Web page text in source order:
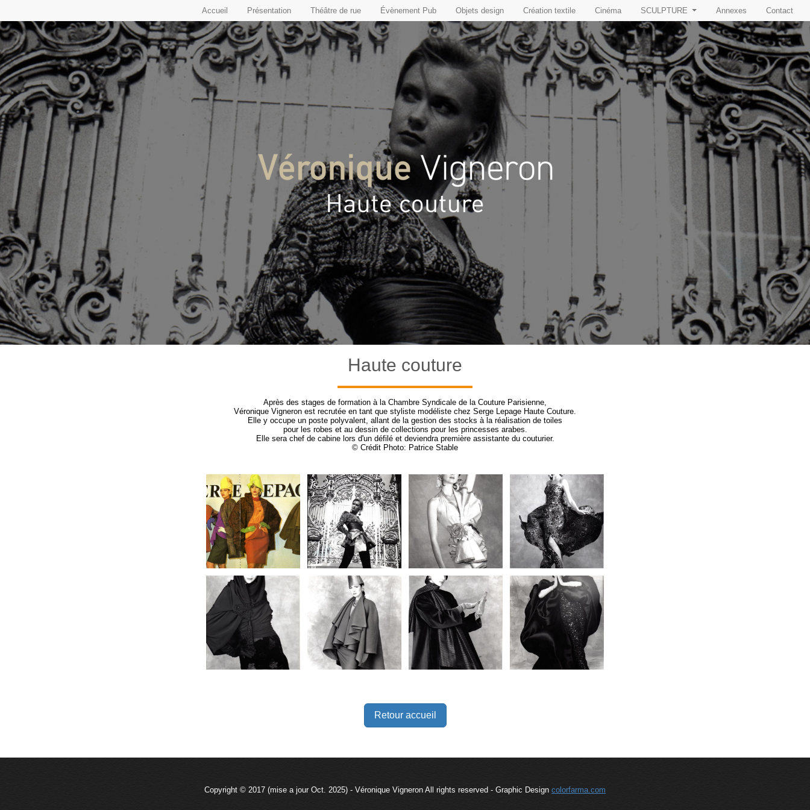
Accueil Présentation Théâtre de rue Évènement Pub Objets design Création textile Cinéma SCULPTURE Annexes Contact
Haute couture
Après des stages de formation à la Chambre Syndicale de la Couture Parisienne,
Véronique Vigneron est recrutée en tant que styliste modéliste chez Serge Lepage Haute Couture.
Elle y occupe un poste polyvalent, allant de la gestion des stocks à la réalisation de toiles
pour les robes et au dessin de collections pour les princesses arabes.
Elle sera chef de cabine lors d'un défilé et deviendra première assistante du couturier.
© Crédit Photo: Patrice Stable
Retour accueil
Copyright © 2017 (mise a jour Oct. 2025) - Véronique Vigneron All rights reserved - Graphic Design colorfarma.com